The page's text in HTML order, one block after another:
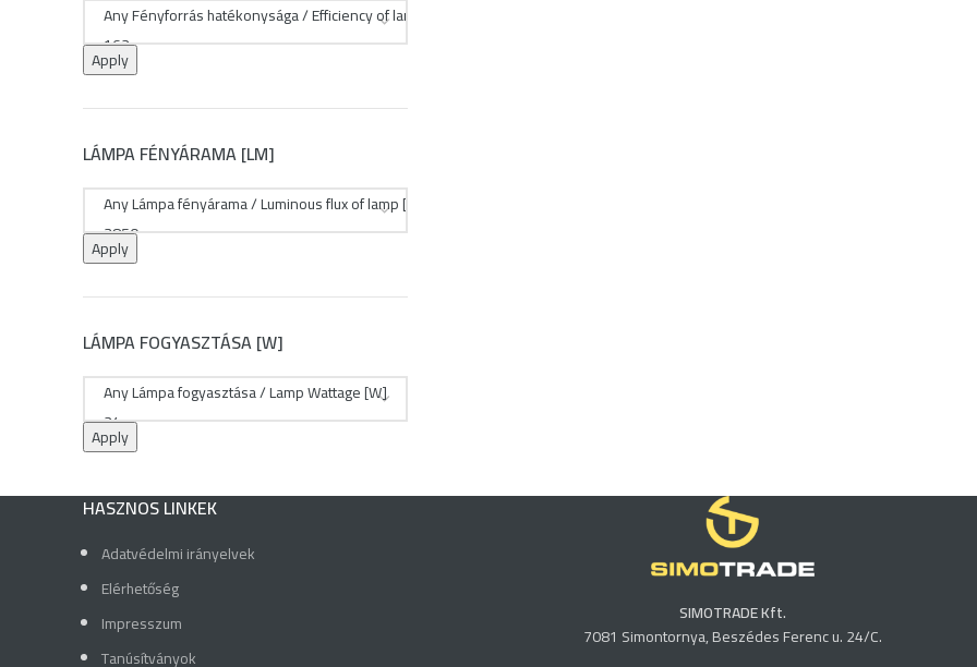
Apply
LÁMPA FÉNYÁRAMA [LM]
Apply
LÁMPA FOGYASZTÁSA [W]
Apply
HASZNOS LINKEK
Adatvédelmi irányelvek
Elérhetőség
Impresszum
Tanúsítványok
SIMOTRADE Kft.
7081 Simontornya, Beszédes Ferenc u. 24/C.